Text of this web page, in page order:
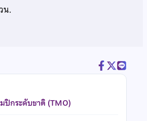
น.
ปิกระดับชาติ (TMO)